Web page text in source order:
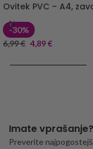
Ovitek PVC – A4,
-30%
6,99€ 4,89€
Imate
Preverite